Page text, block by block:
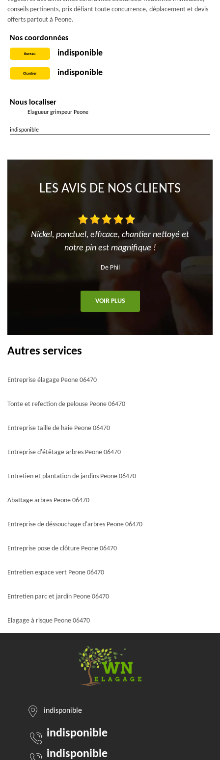
conseils pertinents, prix défiant toute concurrence, déplacement et devis
offerts partout à Peone.
Nos coordonnées
Bureau indisponible
Chantier indisponible
Nous localiser
Elagueur grimpeur Peone
indisponible
LES AVIS DE NOS CLIENTS
Nickel, ponctuel, efficace, chantier nettoyé et
notre pin est magnifique !
De Phil
VOIR PLUS
Autres services
Entreprise élagage Peone 06470
Tonte et refection de pelouse Peone 06470
Entreprise taille de haie Peone 06470
Entreprise d'étêtage arbres Peone 06470
Entretien et plantation de jardins Peone 06470
Abattage arbres Peone 06470
Entreprise de déssouchage d'arbres Peone 06470
Entreprise pose de clôture Peone 06470
Entretien espace vert Peone 06470
Entretien parc et jardin Peone 06470
Elagage à risque Peone 06470
indisponible
indisponible
indisponible